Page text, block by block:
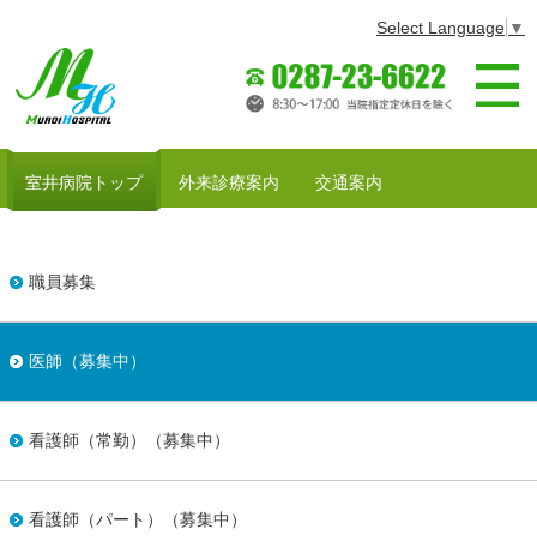
Select Language ▼
室井病院～医
室井病院トップ 外来診療案内 交通案内
職員募集
医師（募集中）
看護師（常勤）（募集中）
看護師（パート）（募集中）